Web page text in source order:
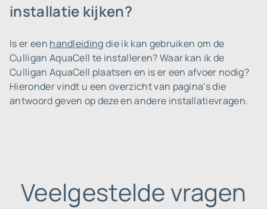
installatie kijken?
Is er een handleidingdie ik kan gebruiken om de
Culligan AquaCell te installeren? Waar kan ik de
Culligan AquaCell plaatsen en is er een afvoer nodig?
Hieronder vindt u een overzicht van pagina’s die
antwoord geven op deze en andere installatievragen.
Veelgestelde vragen